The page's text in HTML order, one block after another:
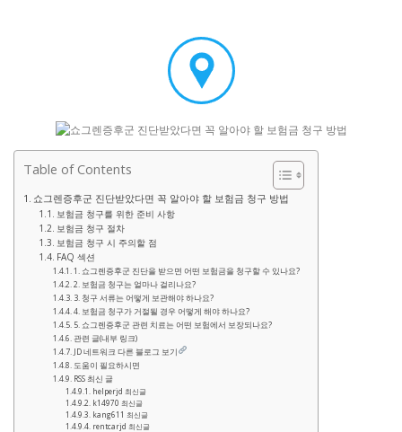
Table of Contents
쇼그렌증후군 진단받았다면 꼭 알아야 할 보험금 청구 방법
보험금 청구를 위한 준비 사항
보험금 청구 절차
보험금 청구 시 주의할 점
FAQ 섹션
1. 쇼그렌증후군 진단을 받으면 어떤 보험금을 청구할 수 있나요?
2. 보험금 청구는 얼마나 걸리나요?
3. 청구 서류는 어떻게 보관해야 하나요?
4. 보험금 청구가 거절될 경우 어떻게 해야 하나요?
5. 쇼그렌증후군 관련 치료는 어떤 보험에서 보장되나요?
관련 글(내부 링크)
JD 네트워크 다른 블로그 보기
도움이 필요하시면
RSS 최신 글
helperjd 최신글
k14970 최신글
kang611 최신글
rentcarjd 최신글